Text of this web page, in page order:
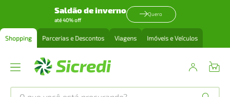
Saldão de inverno
até 40% off
Quero
Shopping Parcerias e Descontos Viagens Imóveis e Veículos
O que você está procurando?